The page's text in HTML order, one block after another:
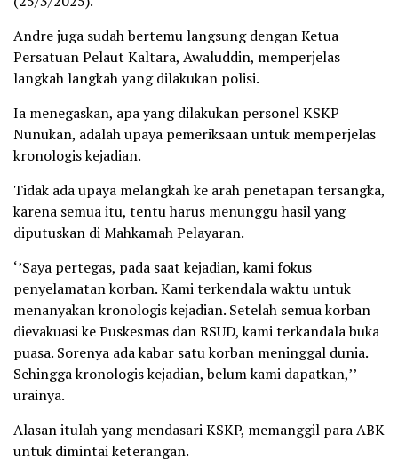
Andre juga sudah bertemu langsung dengan Ketua
Persatuan Pelaut Kaltara, Awaluddin, memperjelas
langkah langkah yang dilakukan polisi.
Ia menegaskan, apa yang dilakukan personel KSKP
Nunukan, adalah upaya pemeriksaan untuk memperjelas
kronologis kejadian.
Tidak ada upaya melangkah ke arah penetapan tersangka,
karena semua itu, tentu harus menunggu hasil yang
diputuskan di Mahkamah Pelayaran.
‘’Saya pertegas, pada saat kejadian, kami fokus
penyelamatan korban. Kami terkendala waktu untuk
menanyakan kronologis kejadian. Setelah semua korban
dievakuasi ke Puskesmas dan RSUD, kami terkandala buka
puasa. Sorenya ada kabar satu korban meninggal dunia.
Sehingga kronologis kejadian, belum kami dapatkan,’’
urainya.
Alasan itulah yang mendasari KSKP, memanggil para ABK
untuk dimintai keterangan.